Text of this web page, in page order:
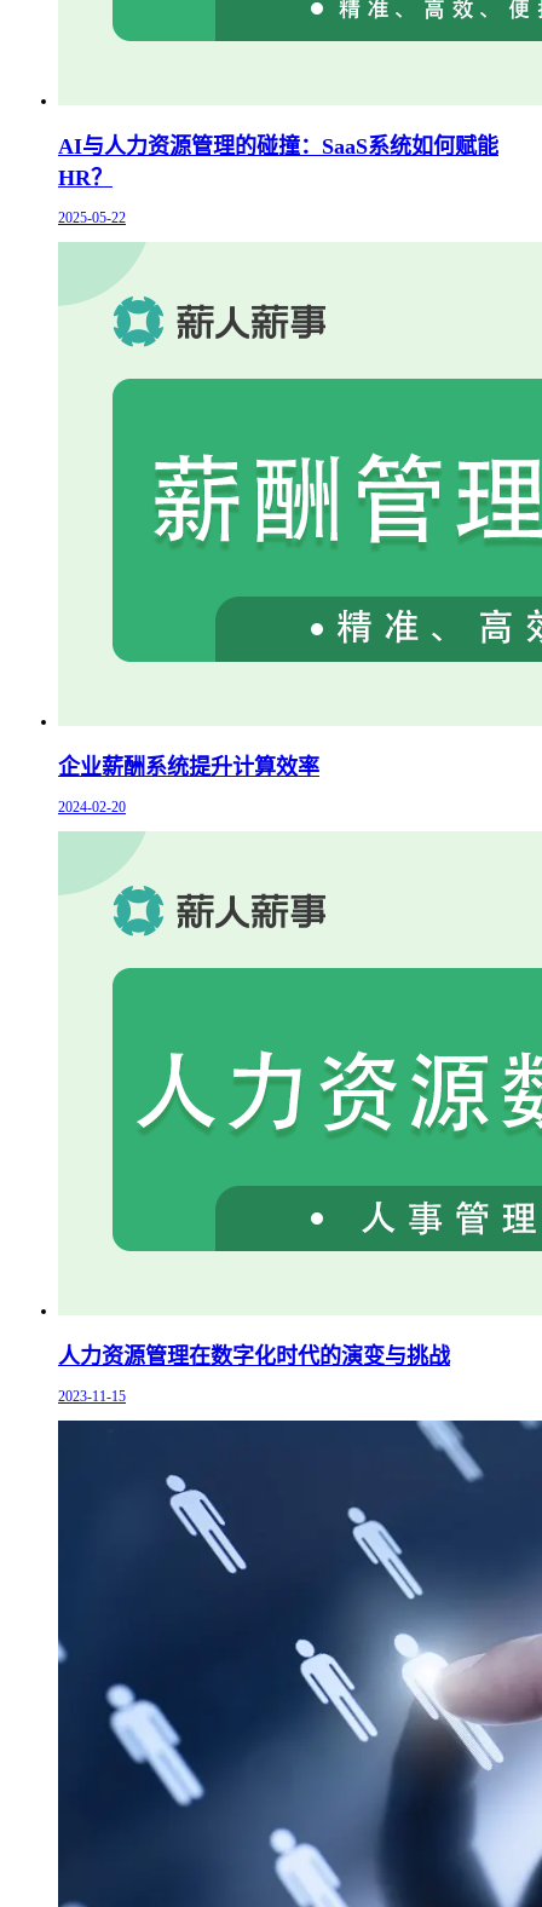
AI与人力资源管理的碰撞：SaaS系统如何赋能
HR？
2025-05-22
企业薪酬系统提升计算效率
2024-02-20
人力资源管理在数字化时代的演变与挑战
2023-11-15